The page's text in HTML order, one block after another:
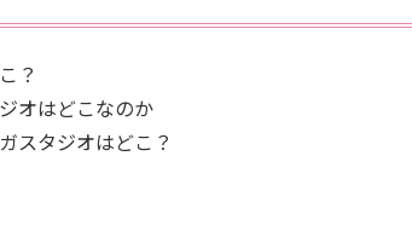
？
オはどこなのか
スタジオはどこ？